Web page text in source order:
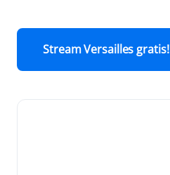
Stream Versailles gratis!